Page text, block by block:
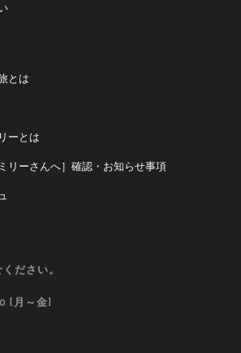
とは
ーとは
リーさんへ］確認・お知らせ事項
ださい。
[月～金]